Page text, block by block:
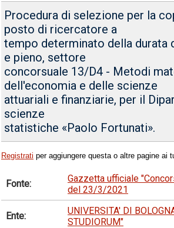
Procedura di selezione per la
posto di ricercatore a
tempo determinato della durata
e pieno, settore
concorsuale 13/D4 - Metodi
dell'economia e delle scienze
attuariali e finanziarie, per il
scienze
statistiche «Paolo Fortunati».
Registrati per aggiungere questa o altre pagine ai
Fonte:
Gazzetta ufficiale
del 23/3/2021
Ente:
UNIVERSITA' DI
STUDIORUM"